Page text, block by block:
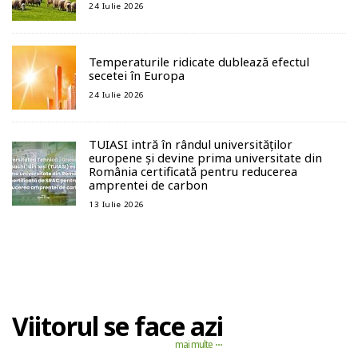
24 Iulie 2026
Temperaturile ridicate dublează efectul
secetei în Europa
24 Iulie 2026
TUIASI intră în rândul universităților
europene și devine prima universitate din
România certificată pentru reducerea
amprentei de carbon
13 Iulie 2026
Viitorul se face azi
mai multe